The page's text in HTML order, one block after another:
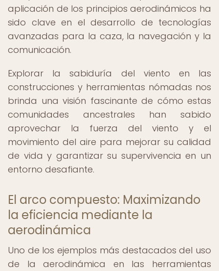
aplicación de los principios aerodinámicos ha
sido clave en el desarrollo de tecnologías
avanzadas para la caza, la navegación y la
comunicación.
Explorar la sabiduría del viento en las
construcciones y herramientas nómadas nos
brinda una visión fascinante de cómo estas
comunidades ancestrales han sabido
aprovechar la fuerza del viento y el
movimiento del aire para mejorar su calidad
de vida y garantizar su supervivencia en un
entorno desafiante.
El arco compuesto: Maximizando
la eficiencia mediante la
aerodinámica
Uno de los ejemplos más destacados del uso
de la aerodinámica en las herramientas